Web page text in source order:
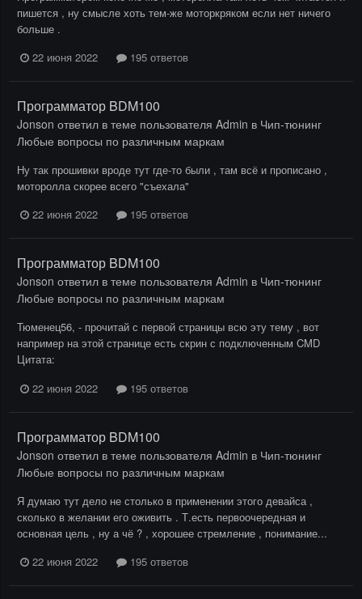
пишется , ну смысле хоть тем-же моторкряком если нет ничего
больше .
22 июня 2022
195 ответов
Программатор BDM100
Jonson ответил в теме пользователя Admin в Чип-тюнинг
Любые вопросы по различным маркам
Ну так прошивки вроде тут где-то были , там всё и прописано ,
моторолла скорее всего "съехала"
22 июня 2022
195 ответов
Программатор BDM100
Jonson ответил в теме пользователя Admin в Чип-тюнинг
Любые вопросы по различным маркам
Тюменец56, - прочитай с первой страницы всю эту тему , вот
например на этой странице есть скрин с подключенным CMD
Цитата:
22 июня 2022
195 ответов
Программатор BDM100
Jonson ответил в теме пользователя Admin в Чип-тюнинг
Любые вопросы по различным маркам
Я думаю тут дело не столько в применении этого девайса ,
сколько в желании его оживить . Т.есть первоочередная и
основная цель , ну а чё ? , хорошее стремление , понимание...
22 июня 2022
195 ответов